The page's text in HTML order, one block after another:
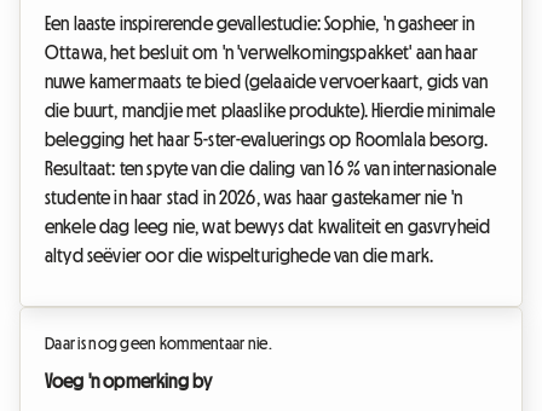
Een laaste inspirerende gevallestudie: Sophie, 'n gasheer in
Ottawa, het besluit om 'n 'verwelkomingspakket' aan haar
nuwe kamermaats te bied (gelaaide vervoerkaart, gids van
die buurt, mandjie met plaaslike produkte). Hierdie minimale
belegging het haar 5-ster-evaluerings op Roomlala besorg.
Resultaat: ten spyte van die daling van 16 % van internasionale
studente in haar stad in 2026, was haar gastekamer nie 'n
enkele dag leeg nie, wat bewys dat kwaliteit en gasvryheid
altyd seëvier oor die wispelturighede van die mark.
Daar is nog geen kommentaar nie.
Voeg 'n opmerking by